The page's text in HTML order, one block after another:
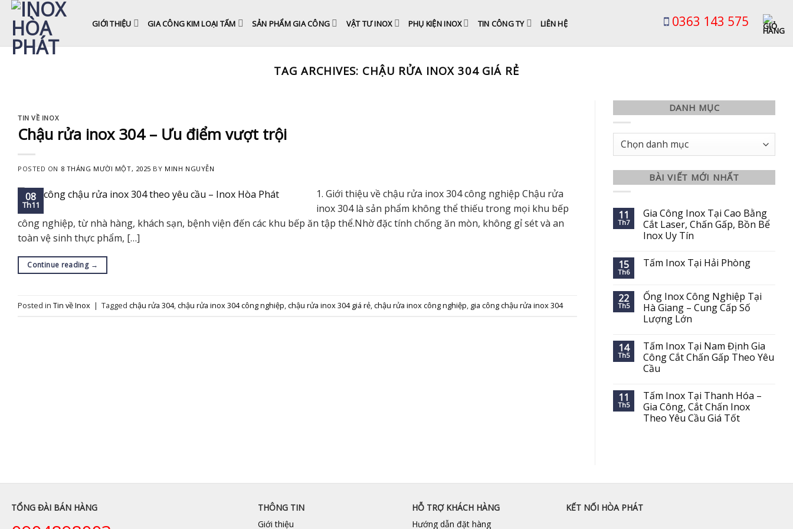
Skip
content
GIỚI THIỆU GIA CÔNG KIM LOẠI TẤM SẢN PHẨM GIA CÔNG VẬT TƯ INOX PHỤ KIỆN INOX TIN CÔNG TY LIÊN HỆ 0363 143 575
TAG ARCHIVES: CHẬU RỬA INOX 304 GIÁ RẺ
TIN VỀ INOX
Chậu rửa inox 304 – Ưu điểm vượt trội
POSTED ON 8 THÁNG MƯỜI MỘT, 2025 BY MINH NGUYỄN
08
Th11
1. Giới thiệu về chậu rửa inox 304 công nghiệp Chậu rửa
inox 304 là sản phẩm không thể thiếu trong mọi khu bếp
công nghiệp, từ nhà hàng, khách sạn, bệnh viện đến các khu bếp ăn tập thể.Nhờ đặc tính chống ăn mòn, không gỉ sét và an
toàn vệ sinh thực phẩm, […]
Continue reading →
Posted in Tin về Inox | Tagged chậu rửa 304,chậu rửa inox 304 công nghiệp,chậu rửa inox 304 giá rẻ,chậu rửa inox công nghiệp, gia công chậu rửa inox 304
DANH MỤC
Danh
BÀI VIẾT MỚI NHẤT
11
Th7
Gia Công Inox Tại Cao Bằng
Cắt Laser, Chấn Gấp, Bồn Bể
Inox Uy Tín
15
Th6
Tấm Inox Tại Hải Phòng
22
Th5
Ống Inox Công Nghiệp Tại
Hà Giang – Cung Cấp Số
Lượng Lớn
14
Th5
Tấm Inox Tại Nam Định Gia
Công Cắt Chấn Gấp Theo Yêu
Cầu
11
Th5
Tấm Inox Tại Thanh Hóa –
Gia Công, Cắt Chấn Inox
Theo Yêu Cầu Giá Tốt
TỔNG ĐÀI BÁN HÀNG
THÔNG TIN
Giới thiệu
HỖ TRỢ KHÁCH HÀNG
Hướng dẫn đặt hàng
KẾT NỐI HÒA PHÁT